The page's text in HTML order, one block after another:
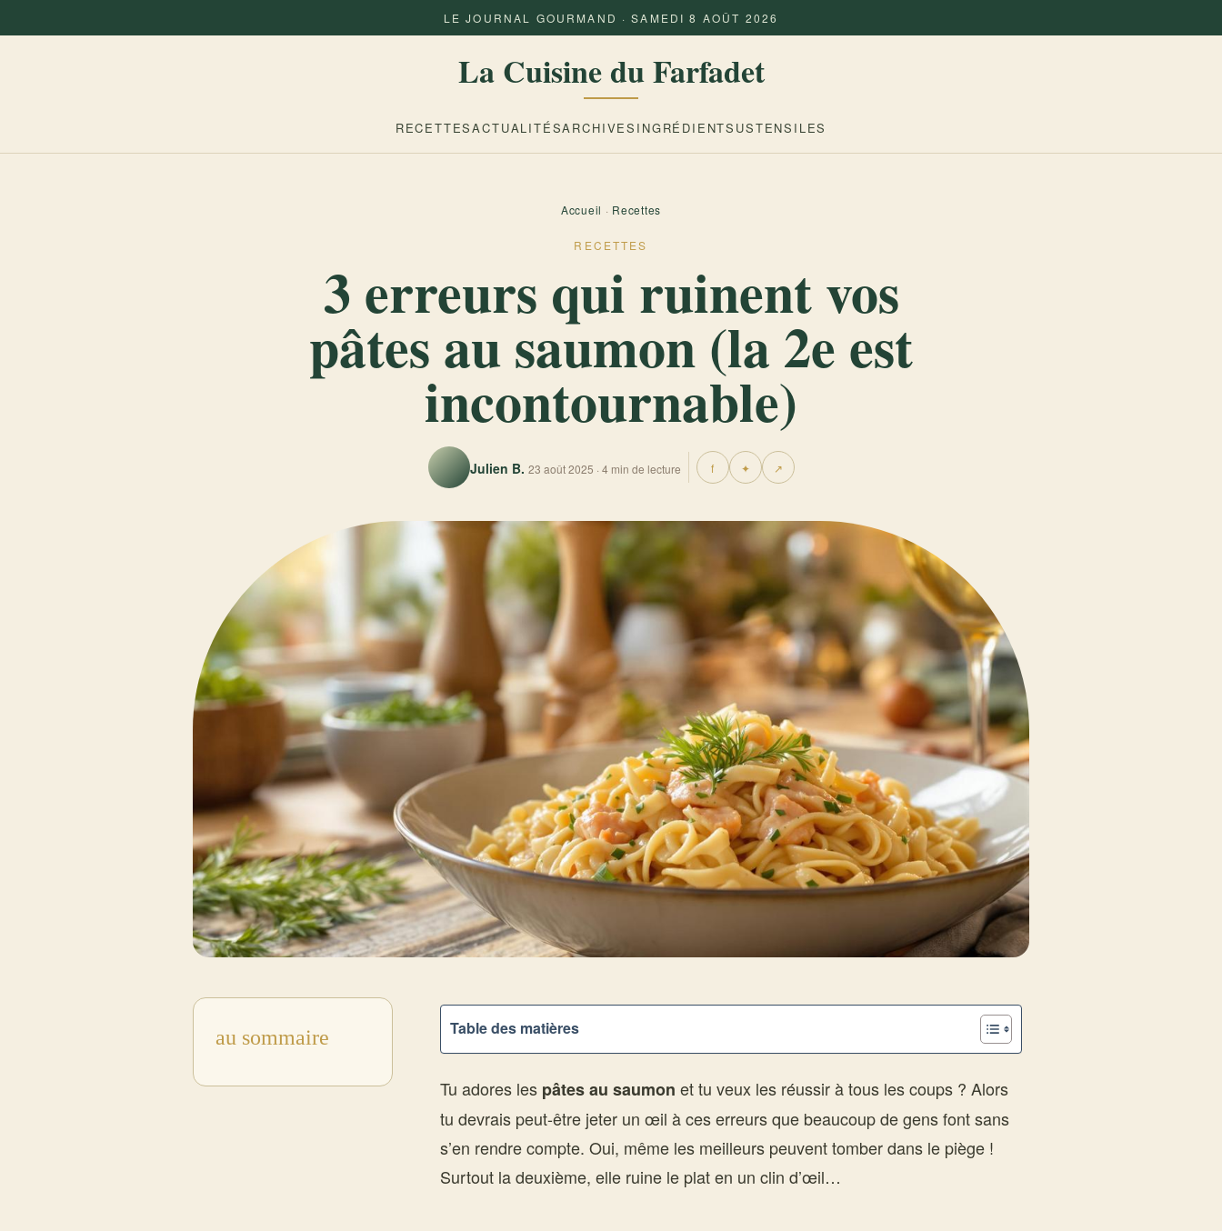
LE JOURNAL GOURMAND · SAMEDI 8 AOÛT 2026
La Cuisine du Farfadet
RECETTESACTUALITÉSARCHIVES INGRÉDIENTS USTENSILES
Accueil · Recettes
RECETTES
3 erreurs qui ruinent vos
pâtes au saumon (la 2e est
incontournable)
Julien B. 23 août 2025 · 4 min de lecture f ✦ ↗
au sommaire Table des matières
Tu adores les pâtes au saumon et tu veux les réussir à tous les coups ? Alors
tu devrais peut-être jeter un œil à ces erreurs que beaucoup de gens font sans
s’en rendre compte. Oui, même les meilleurs peuvent tomber dans le piège !
Surtout la deuxième, elle ruine le plat en un clin d’œil…